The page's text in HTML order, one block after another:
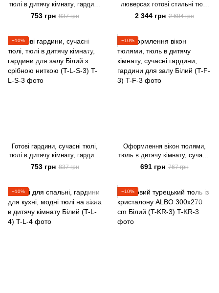
тюлі в дитячу кімнату, гардини
для залу Білий (T-L-3)
753 грн 837 грн
люверсах готові стильні тюлі
ALBO 500x270 cm, білий (T-F-L-
2 344 грн 2 604 грн
−10%
Готові гардини, сучасні тюлі,
тюлі в дитячу кімнату, гардини
для залу Білий з срібною
ниткою (T-L-S-3)
753 грн 837 грн
−10%
Оформлення вікон тюлями,
тюль в дитячу кімнату, сучасні
гардини, гардини для залу
Білий (T-F-3)
691 грн 767 грн
−10% −10%